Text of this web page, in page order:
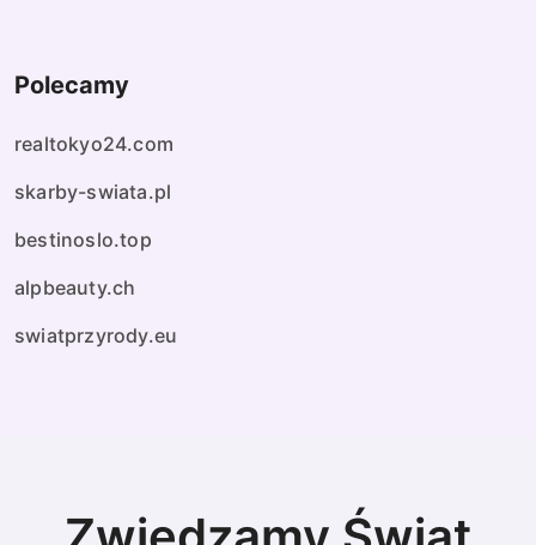
Polecamy
realtokyo24.com
skarby-swiata.pl
bestinoslo.top
alpbeauty.ch
swiatprzyrody.eu